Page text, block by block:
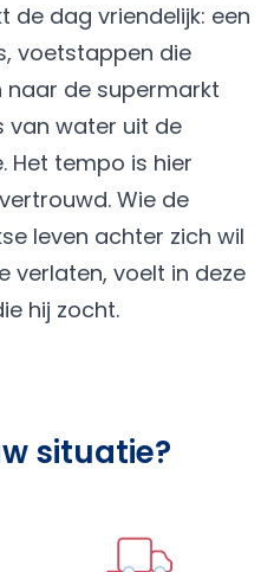
de dag vriendelijk: een
voetstappen die
de supermarkt
van water uit de
Het tempo is hier
Wie de
leven achter zich wil
verlaten, voelt in deze
hij zocht.
situatie?